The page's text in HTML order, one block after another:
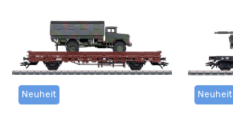
Neuheit Neuheit